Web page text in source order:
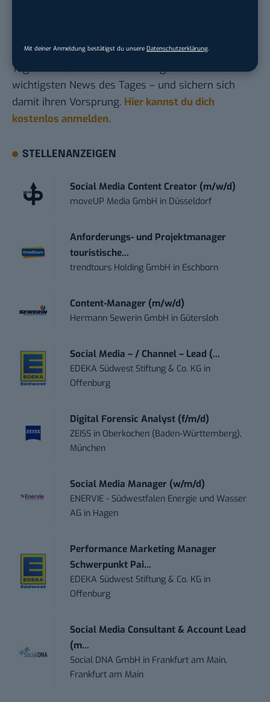
Mit deiner Anmeldung bestätigst du unsere Datenschutzerklärung.
geht? Über 12.000 smarte Leser bekommen jeden
Tag UPDATE, unser Tech-Briefing mit den
wichtigsten News des Tages – und sichern sich
damit ihren Vorsprung. Hier kannst du dich
kostenlos anmelden.
STELLENANZEIGEN
Social Media Content Creator (m/w/d)
moveUP Media GmbH in Düsseldorf
Anforderungs- und Projektmanager
touristische...
trendtours Holding GmbH in Eschborn
Content-Manager (m/w/d)
Hermann Sewerin GmbH in Gütersloh
Social Media – / Channel – Lead (...
EDEKA Südwest Stiftung & Co. KG in
Offenburg
Digital Forensic Analyst (f/m/d)
ZEISS in Oberkochen (Baden-Württemberg),
München
Social Media Manager (w/m/d)
ENERVIE - Südwestfalen Energie und Wasser
AG in Hagen
Performance Marketing Manager
Schwerpunkt Pai...
EDEKA Südwest Stiftung & Co. KG in
Offenburg
Social Media Consultant & Account Lead
(m...
Social DNA GmbH in Frankfurt am Main,
Frankfurt am Main